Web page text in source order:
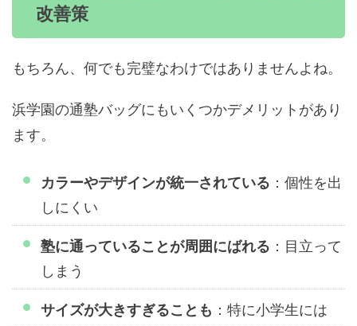
改善策
もちろん、何でも完璧なわけではありませんよね。
浜学園の通塾バッグにもいくつかデメリットがあり
ます。
カラーやデザインが統一されている ：個性を出
しにくい
塾に通っていることが周囲にばれる ：目立って
しまう
サイズが大きすぎることも ：特に小学生には